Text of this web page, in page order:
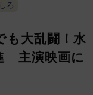
ろ
も大乱闘！水
主演映画に